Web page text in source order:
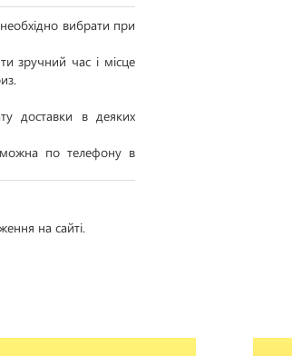
вибрати при
зручний час і місце
доставки в деяких
можна по телефону в
на сайті.